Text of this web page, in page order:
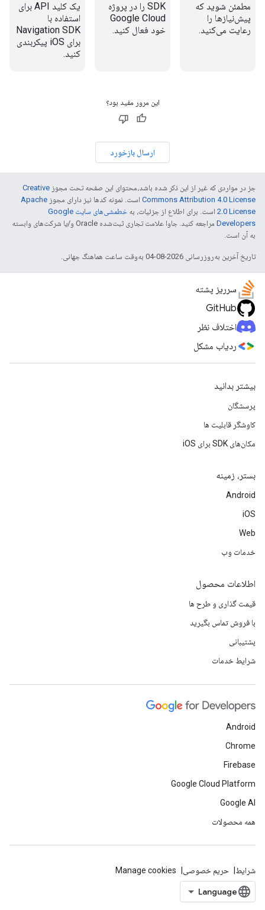
مطمئن شوید که
پیش‌نیازها را
رعایت می‌کنید.
SDK را در پروژه
Google Cloud
خود فعال کنید.
یک کلید API برای
استفاده با
Navigation SDK
برای iOS پیکربندی
کنید.
این مرور مفید بود؟
ارسال بازخورد
جز در مواردی که غیر از این ذکر شده باشد،‌محتوای این صفحه تحت مجوز Creative
Commons Attribution 4.0 License است. نمونه کدها نیز دارای مجوز Apache
2.0 License است. برای اطلاع از جزئیات، به
خطمشی‌های سایت Google
Developers‏
مراجعه کنید. جاوا علامت تجاری ثبت‌شده Oracle و/یا شرکت‌های وابسته
به آن است.
تاریخ آخرین به‌روزرسانی 2026-08-04 به‌وقت ساعت هماهنگ جهانی.
سرریز پشته
GitHub
اختلاف نظر
ردیاب مشکل
بیشتر بدانید
پرسشگان
کاوشگر قابلیت ها
مکان‌های SDK برای iOS
بستر، زمینه
Android
iOS
Web
خدمات وب
اطلاعات محصول
قیمت گذاری و طرح ها
با فروش تماس بگیرید
پشتیبانی
شرایط خدمات
Android
Chrome
Firebase
Google Cloud Platform
Google AI
همه محصولات
شرایط حریم خصوصی Manage cookies